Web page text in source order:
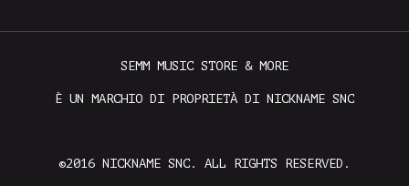
SEMM MUSIC STORE & MORE
È UN MARCHIO DI PROPRIETÀ DI NICKNAME SNC
©2016 NICKNAME SNC. ALL RIGHTS RESERVED.